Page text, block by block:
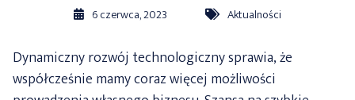
6 czerwca, 2023 Aktualności
Dynamiczny rozwój technologiczny sprawia, że
współcześnie mamy coraz więcej możliwości